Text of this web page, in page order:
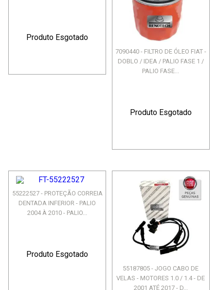
Produto Esgotado
7090440 - FILTRO DE ÓLEO FIAT -
DOBLO / IDEA / PALIO FASE 1 /
PALIO FASE...
Produto Esgotado
55222527 - PROTEÇÃO CORREIA
DENTADA INFERIOR - PALIO
2004 À 2010 - PALIO...
Produto Esgotado
55187805 - JOGO CABO DE
VELAS - MOTORES 1.0 / 1.4 - DE
2001 ATÉ 2017 - D...